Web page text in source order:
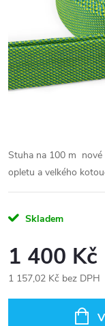
Stuha na 100 m
opletu a velkého
Skladem
1 400 Kč
1 157,02 Kč bez DPH